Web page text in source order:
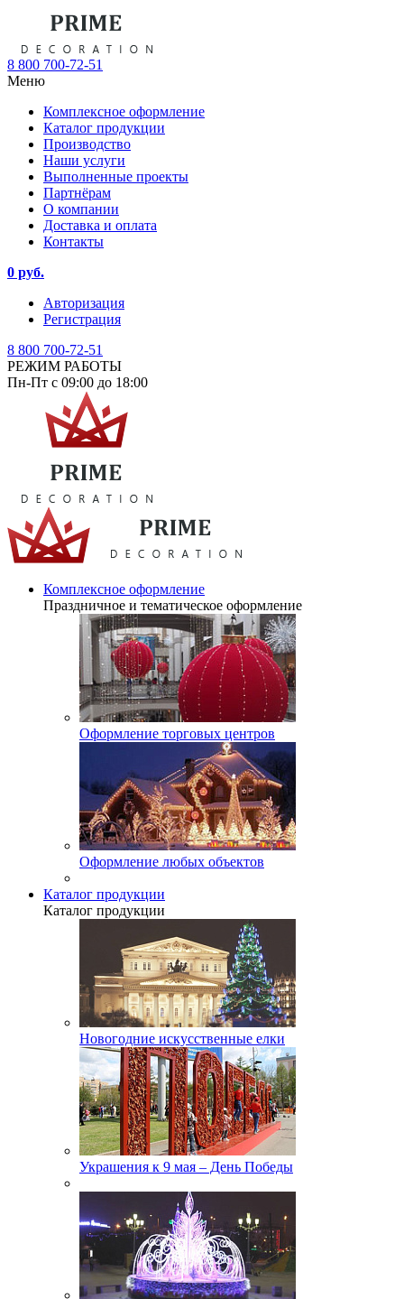
8 800 700-72-51
Меню
Комплексное оформление
Каталог продукции
Производство
Наши услуги
Выполненные проекты
Партнёрам
О компании
Доставка и оплата
Контакты
0 руб.
Авторизация
Регистрация
8 800 700-72-51
РЕЖИМ РАБОТЫ
Пн-Пт с 09:00 до 18:00
Комплексное оформление
Праздничное и тематическое оформление
Оформление торговых центров
Оформление любых объектов
Каталог продукции
Каталог продукции
Новогодние искусственные елки
Украшения к 9 мая – День Победы